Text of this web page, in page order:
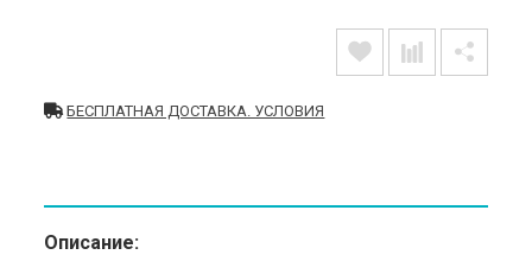
БЕСПЛАТНАЯ ДОСТАВКА. УСЛОВИЯ
Описание: